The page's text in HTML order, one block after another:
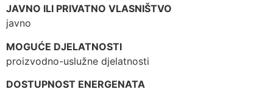
JAVNO ILI PRIVATNO VLASNIŠTVO
javno
MOGUĆE DJELATNOSTI
proizvodno-uslužne djelatnosti
DOSTUPNOST ENERGENATA